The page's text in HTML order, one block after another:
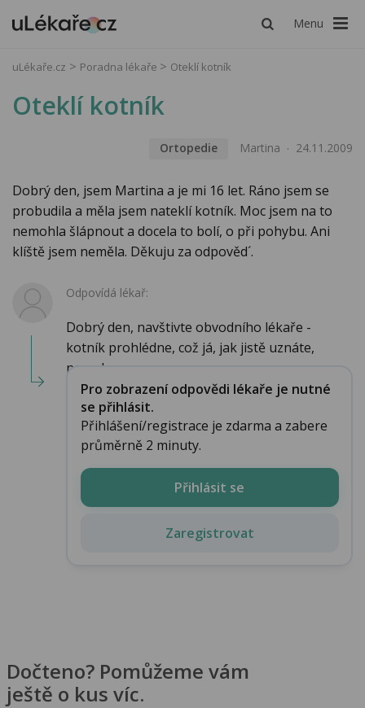
Menu
uLékaře.cz Poradna lékaře Oteklí kotník
Oteklí kotník
Ortopedie Martina 24.11.2009
Dobrý den, jsem Martina a je mi 16 let. Ráno jsem se
probudila a měla jsem nateklí kotník. Moc jsem na to
nemohla šlápnout a docela to bolí, o při pohybu. Ani
klíště jsem neměla. Děkuju za odpověd´.
Odpovídá lékař:
Dobrý den, navštivte obvodního lékaře -
kotník prohlédne, což já, jak jistě uznáte,
nemoh...
Pro zobrazení odpovědi lékaře je nutné
se přihlásit.
Přihlášení/registrace je zdarma a zabere
průměrně 2 minuty.
Přihlásit se
Zaregistrovat
Dočteno? Pomůžeme vám
ještě o kus víc.